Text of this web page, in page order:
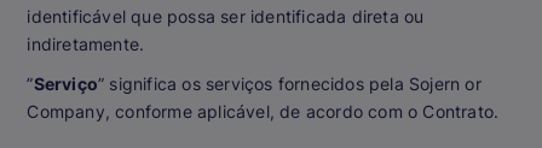
identificável que possa ser identificada direta ou
indiretamente.
”Serviço” significa os serviços fornecidos pela Sojern or
Company, conforme aplicável, de acordo com o Contrato.